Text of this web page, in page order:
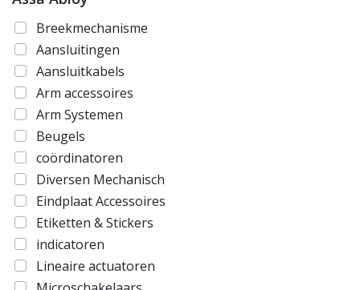
Breekmechanisme
Aansluitingen
Aansluitkabels
Arm accessoires
Arm Systemen
Beugels
coördinatoren
Diversen Mechanisch
Eindplaat Accessoires
Etiketten & Stickers
indicatoren
Lineaire actuatoren